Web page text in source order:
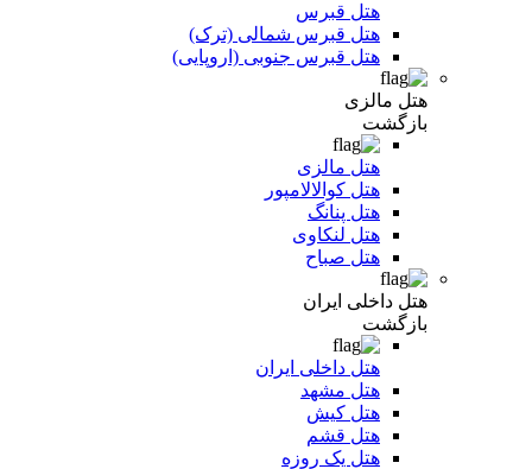
هتل قبرس
هتل قبرس شمالی (ترک)
هتل قبرس جنوبی (اروپایی)
هتل مالزی
بازگشت
هتل مالزی
هتل کوالالامپور
هتل پنانگ
هتل لنکاوی
هتل صباح
هتل داخلی ایران
بازگشت
هتل داخلی ایران
هتل مشهد
هتل کیش
هتل قشم
هتل یک روزه